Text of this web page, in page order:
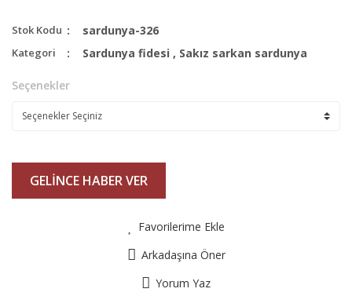
Stok Kodu sardunya-326
Kategori Sardunya fidesi , Sakız sarkan sardunya
Seçenekler
GELİNCE HABER VER
Favorilerime Ekle
Arkadaşına Öner
Yorum Yaz